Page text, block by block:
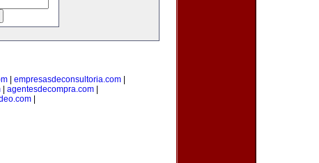
| empresasdeconsultoria.com|
| agentesdecompra.com|
|